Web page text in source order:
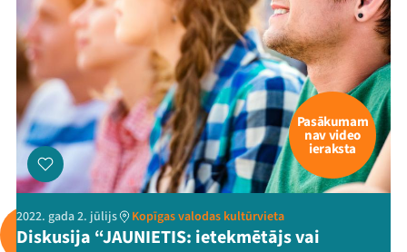
Pasākumam
nav video
ieraksta
2022. gada 2. jūlijs Kopīgas valodas kultūrvieta
Diskusija “JAUNIETIS: ietekmētājs vai